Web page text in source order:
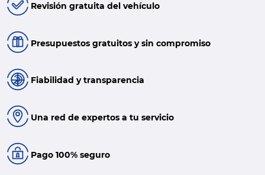
Revisión gratuita del vehículo
Presupuestos gratuitos y sin compromiso
Fiabilidad y transparencia
Una red de expertos a tu servicio
Pago 100% seguro